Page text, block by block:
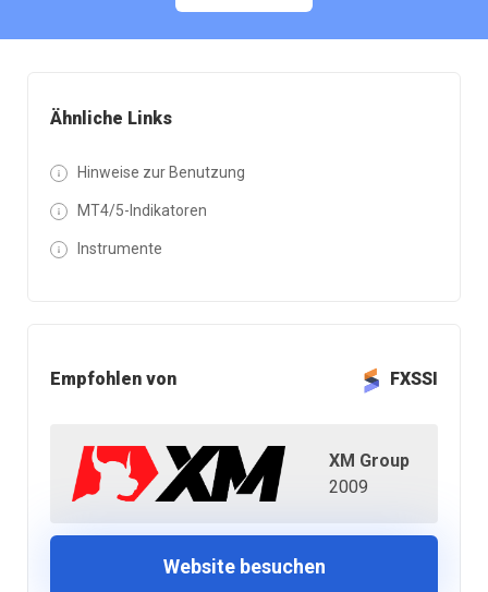
Ähnliche Links
Hinweise zur Benutzung
MT4/5-Indikatoren
Instrumente
Empfohlen von FXSSI
XM Group
2009
Website besuchen